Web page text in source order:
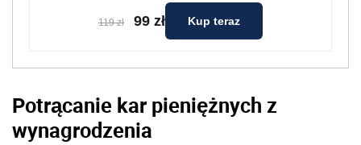
119 zł 99 zł Kup teraz
Potrącanie kar pieniężnych z
wynagrodzenia